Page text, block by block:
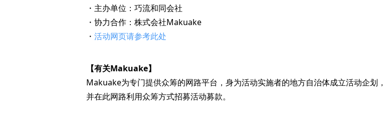
・主办单位：巧流和同会社
・协力合作：株式会社Makuake
・ 活动网页请参考此处
【有关Makuake】
Makuake为专门提供众筹的网路平台，身为活动实施者的地方自治体成立活动企划，
并在此网路利用众筹方式招募活动募款。